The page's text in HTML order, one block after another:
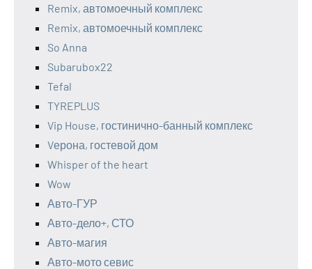
Remix, автомоечный комплекс
Remix, автомоечный комплекс
So Anna
Subarubox22
Tefal
TYREPLUS
Vip House, гостинично-банный комплекс
Vерона, гостевой дом
Whisper of the heart
Wow
Авто-ГУР
Авто-дело+, СТО
Авто-магия
Авто-мото севис